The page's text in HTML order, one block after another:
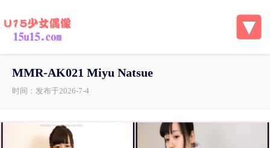
MMR-AK021 Miyu Natsue
时间：发布于2026-7-4